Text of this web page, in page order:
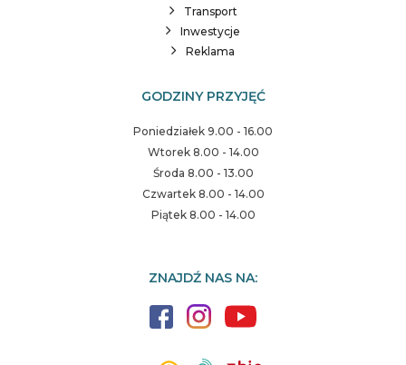
Transport
Inwestycje
Reklama
GODZINY PRZYJĘĆ
Poniedziałek 9.00 - 16.00
Wtorek 8.00 - 14.00
Środa 8.00 - 13.00
Czwartek 8.00 - 14.00
Piątek 8.00 - 14.00
ZNAJDŹ NAS NA: